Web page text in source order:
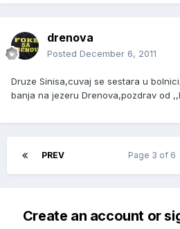
drenova
Posted December 6, 2011
Druze Sinisa,cuvaj se sestara u
banja na jezeru Drenova,pozdrav od
PREV Page 3 of 6
Create an account or